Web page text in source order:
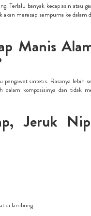
Terlalu banyak kecap asin atau
meresap sempurna ke dalam
Manis
sintetis. Rasanya lebih
komposisinya dan tidak
Jeruk
di lambung.